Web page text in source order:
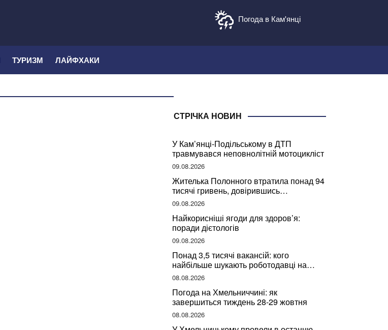
Погода в Кам'янці
ТУРИЗМ ЛАЙФХАКИ
СТРІЧКА НОВИН
У Кам’янці-Подільському в ДТП
травмувався неповнолітній мотоцикліст
09.08.2026
Жителька Полонного втратила понад 94
тисячі гривень, довірившись
псевдобанкіру
09.08.2026
Найкорисніші ягоди для здоров’я:
поради дієтологів
09.08.2026
Понад 3,5 тисячі вакансій: кого
найбільше шукають роботодавці на
Хмельниччині
08.08.2026
Погода на Хмельниччині: як
завершиться тиждень 28-29 жовтня
08.08.2026